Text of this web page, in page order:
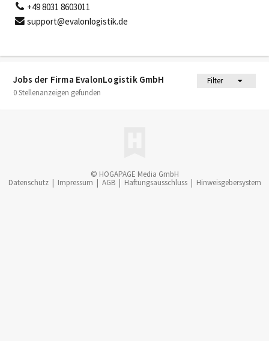
Jobs der Firma EvalonLogistik GmbH
Filter
0 Stellenanzeigen gefunden
+49 8031 8603011
support@evalonlogistik.de
© HOGAPAGE Media GmbH
Datenschutz | Impressum | AGB | Haftungsausschluss | Hinweisgebersystem